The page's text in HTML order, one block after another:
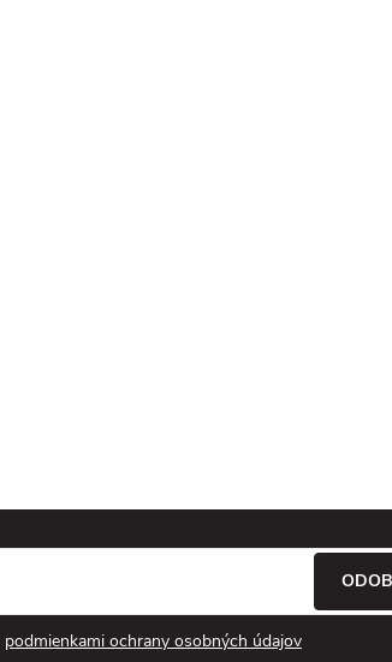
podmienkami ochrany osobných údajov